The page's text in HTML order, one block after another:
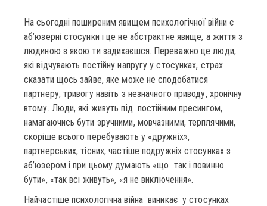
На сьогодні поширеним явищем психологічної війни є
аб’юзерні стосунки і це не абстрактне явище, а життя з
людиною з якою ти задихаєшся. Переважно це люди,
які відчувають постійну напругу у стосунках, страх
сказати щось зайве, яке може не сподобатися
партнеру, тривогу навіть з незначного приводу, хронічну
втому. Люди, які живуть під постійним пресингом,
намагаючись бути зручними, мовчазними, терплячими,
скоріше всього перебувають у «дружніх»,
партнерських, тісних, частіше подружніх стосунках з
аб’юзером і при цьому думають «що так і повинно
бути», «так всі живуть», «я не виключення».
Найчастіше психологічна війна виникає у стосунках